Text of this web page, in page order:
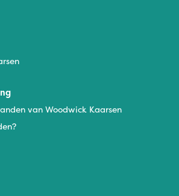
van Woodwick Kaarsen